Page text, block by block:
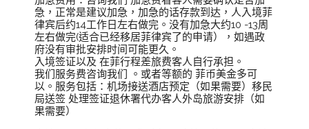
急，正常是建议加急，加急的话存款到达，人入境菲
律宾后约14工作日左右做完。没有加急大约10 -13周
左右做完(适合已经移居菲律宾了的申请），如遇政
府没有审批安排时间可能更久。
入境签证以及 在菲行程差旅费客人自行承担。
我们服务费咨询我们 。或者等额的 菲币美金多可
以。服务包括：机场接送酒店预定（如果需要）移民
局送签 处理签证退休署代办客人外岛旅游安排（如
果需要）